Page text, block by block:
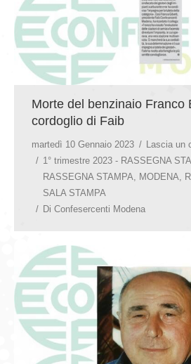
Morte del benzinaio Franco
cordoglio di Faib
martedì 10 Gennaio 2023
Lascia un
1° trimestre 2023 - RASSEGNA
RASSEGNA STAMPA
MODENA
SALA STAMPA
Di Confesercenti Modena